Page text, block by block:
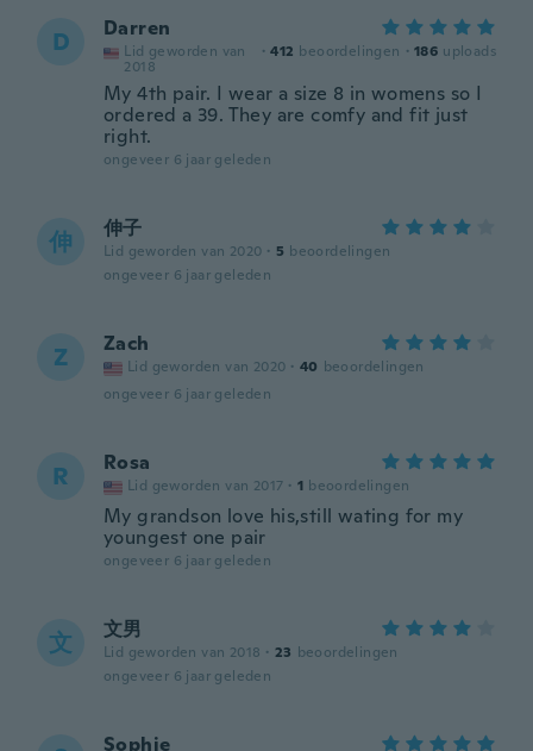
D Darren
Lid geworden van
2018
· 412 beoordelingen · 186 uploads
My 4th pair. I wear a size 8 in womens so I
ordered a 39. They are comfy and fit just
right.
ongeveer 6 jaar geleden
伸 伸子
Lid geworden van 2020 · 5 beoordelingen
ongeveer 6 jaar geleden
Z Zach
Lid geworden van 2020 · 40 beoordelingen
ongeveer 6 jaar geleden
R Rosa
Lid geworden van 2017 · 1 beoordelingen
My grandson love his,still wating for my
youngest one pair
ongeveer 6 jaar geleden
文 文男
Lid geworden van 2018 · 23 beoordelingen
ongeveer 6 jaar geleden
Sophie